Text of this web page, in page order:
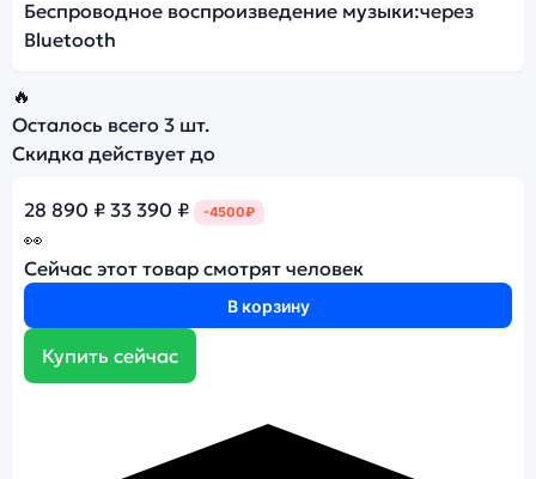
Беспроводное воспроизведение музыки:через
Bluetooth
🔥
Осталось всего 3 шт.
Скидка действует до
28 890 ₽ 33 390 ₽ -4500₽
👀
Сейчас этот товар смотрят человек
В корзину
Купить сейчас